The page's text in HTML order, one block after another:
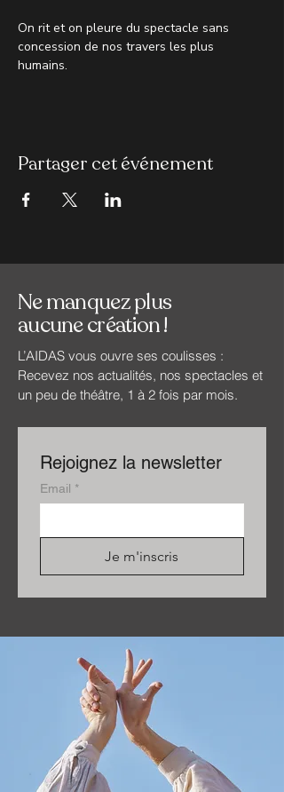
On rit et on pleure du spectacle sans
concession de nos travers les plus
humains.
Partager cet événement
Ne manquez plus
aucune création !
L’AIDAS vous ouvre ses coulisses :
Recevez nos actualités, nos spectacles et
un peu de théâtre, 1 à 2 fois par mois.
Rejoignez la newsletter
Email *
Je m'inscris